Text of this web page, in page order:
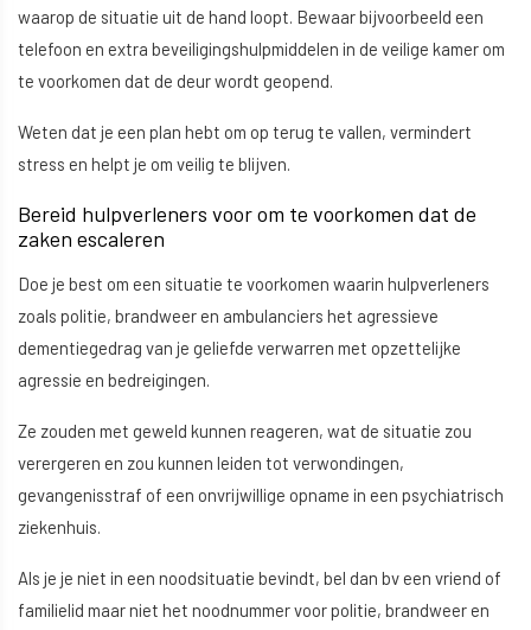
waarop de situatie uit de hand loopt. Bewaar bijvoorbeeld een
telefoon en extra beveiligingshulpmiddelen in de veilige kamer om
te voorkomen dat de deur wordt geopend.
Weten dat je een plan hebt om op terug te vallen, vermindert
stress en helpt je om veilig te blijven.
Bereid hulpverleners voor om te voorkomen dat de
zaken escaleren
Doe je best om een situatie te voorkomen waarin hulpverleners
zoals politie, brandweer en ambulanciers het agressieve
dementiegedrag van je geliefde verwarren met opzettelijke
agressie en bedreigingen.
Ze zouden met geweld kunnen reageren, wat de situatie zou
verergeren en zou kunnen leiden tot verwondingen,
gevangenisstraf of een onvrijwillige opname in een psychiatrisch
ziekenhuis.
Als je je niet in een noodsituatie bevindt, bel dan bv een vriend of
familielid maar niet het noodnummer voor politie, brandweer en